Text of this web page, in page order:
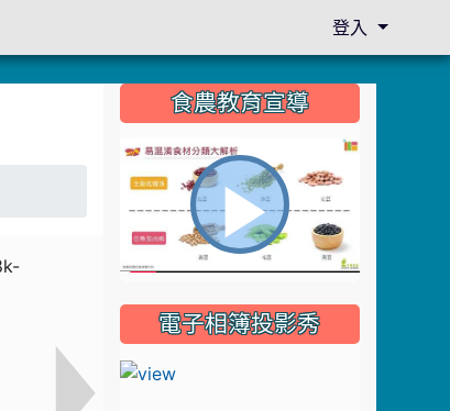
::: 食農教育宣導
播
放
電子相簿投影秀
登入